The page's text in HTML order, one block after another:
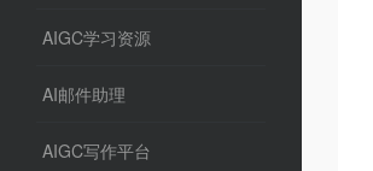
AIGC学习资源
AI邮件助理
AIGC写作平台